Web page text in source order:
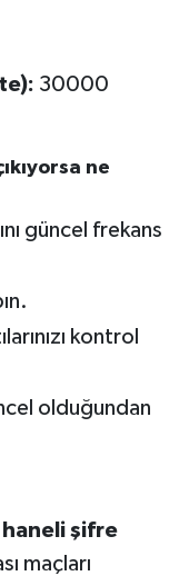
30000
ne
güncel frekans
kontrol
olduğundan
şifre
maçları